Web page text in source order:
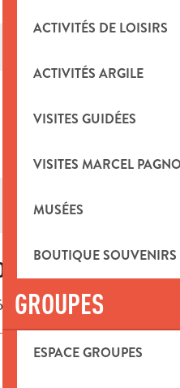
ACTIVITÉS DE LOISIRS
ACTIVITÉS ARGILE
VISITES GUIDÉES
VISITES MARCEL
MUSÉES
BOUTIQUE
GROUPES
ESPACE GROUPES
Roquevaire